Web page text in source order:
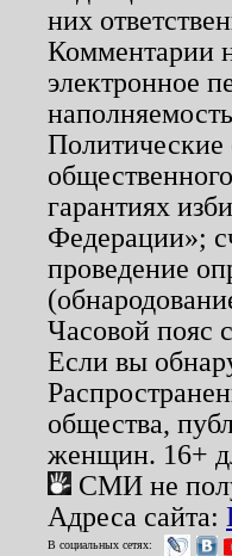
них
Комментарии
электронное
Политические
гарантиях
Федерации»;
проведение
Часовой пояс
Если вы
общества,
женщин. 16+
СМИ не
Адреса сайта:
В социальных сетях: